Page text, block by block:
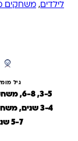
לילדים, משחקים
גיל
3-5, 6-8,
3-4 שנים,
5-7 שנים